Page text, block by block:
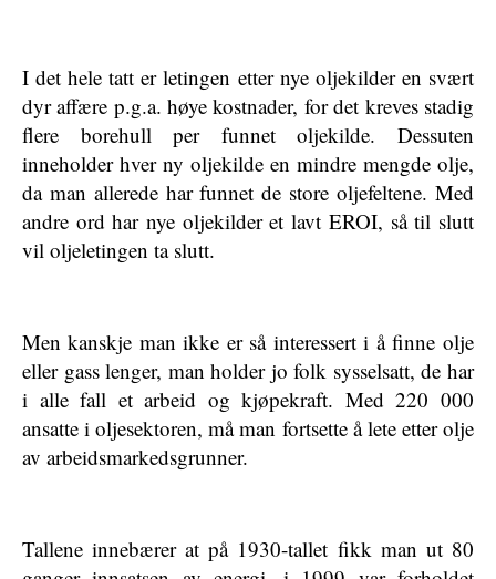
I det hele tatt er letingen etter nye oljekilder en svært
dyr affære p.g.a. høye kostnader, for det kreves stadig
flere borehull per funnet oljekilde. Dessuten
inneholder hver ny oljekilde en mindre mengde olje,
da man allerede har funnet de store oljefeltene. Med
andre ord har nye oljekilder et lavt EROI, så til slutt
vil oljeletingen ta slutt.
Men kanskje man ikke er så interessert i å finne olje
eller gass lenger, man holder jo folk sysselsatt, de har
i alle fall et arbeid og kjøpekraft. Med 220 000
ansatte i oljesektoren, må man fortsette å lete etter olje
av arbeidsmarkedsgrunner.
Tallene innebærer at på 1930-tallet fikk man ut 80